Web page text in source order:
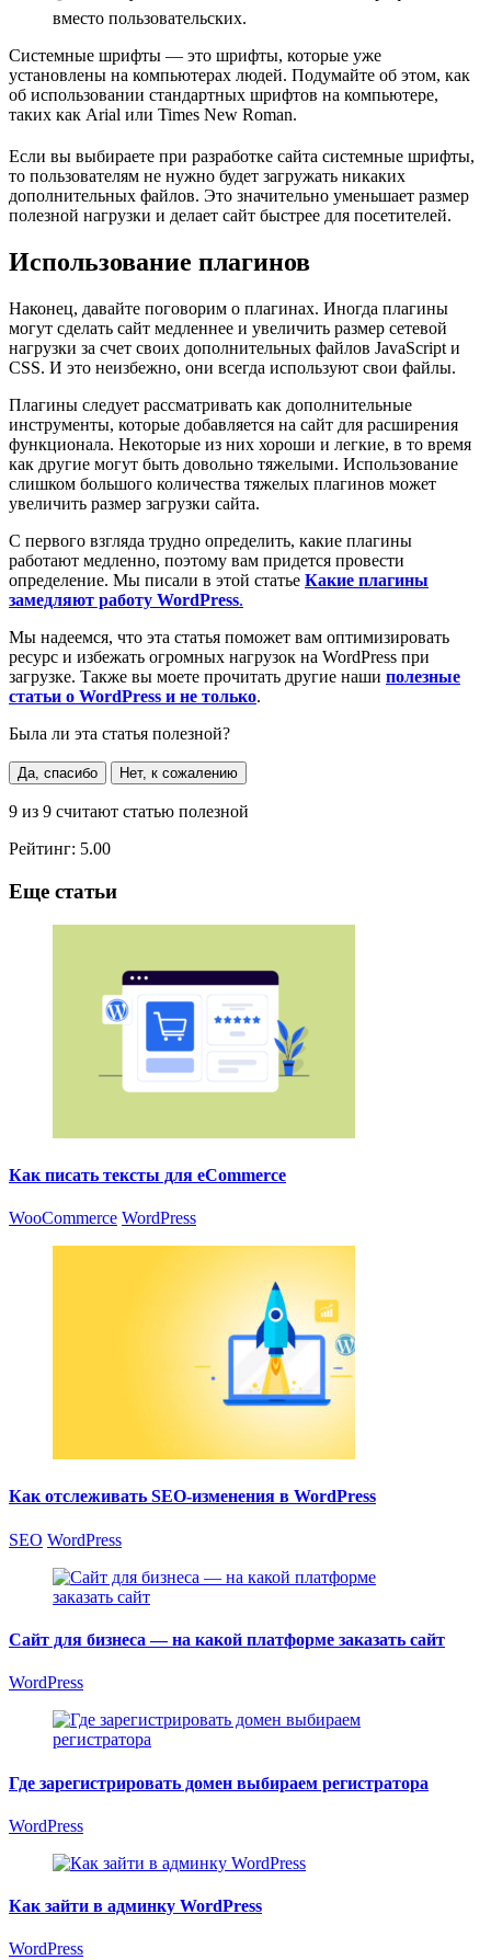
вместо пользовательских.
Системные шрифты — это шрифты, которые уже
установлены на компьютерах людей. Подумайте об этом, как
об использовании стандартных шрифтов на компьютере,
таких как Arial или Times New Roman.
Если вы выбираете при разработке сайта системные шрифты,
то пользователям не нужно будет загружать никаких
дополнительных файлов. Это значительно уменьшает размер
полезной нагрузки и делает сайт быстрее для посетителей.
Использование плагинов
Наконец, давайте поговорим о плагинах. Иногда плагины
могут сделать сайт медленнее и увеличить размер сетевой
нагрузки за счет своих дополнительных файлов JavaScript и
CSS. И это неизбежно, они всегда используют свои файлы.
Плагины следует рассматривать как дополнительные
инструменты, которые добавляется на сайт для расширения
функционала. Некоторые из них хороши и легкие, в то время
как другие могут быть довольно тяжелыми. Использование
слишком большого количества тяжелых плагинов может
увеличить размер загрузки сайта.
С первого взгляда трудно определить, какие плагины
работают медленно, поэтому вам придется провести
определение. Мы писали в этой статье Какие плагины
замедляют работу WordPress.
Мы надеемся, что эта статья поможет вам оптимизировать
ресурс и избежать огромных нагрузок на WordPress при
загрузке. Также вы моете прочитать другие наши полезные
статьи о WordPress и не только.
Была ли эта статья полезной?
Да, спасибо Нет, к сожалению
9 из 9 считают статью полезной
Рейтинг: 5.00
Еще статьи
Как писать тексты для eCommerce
WooCommerce WordPress
Как отслеживать SEO-изменения в WordPress
SEO WordPress
Сайт для бизнеса — на какой платформе заказать сайт
WordPress
Где зарегистрировать домен выбираем регистратора
WordPress
Как зайти в админку WordPress
WordPress